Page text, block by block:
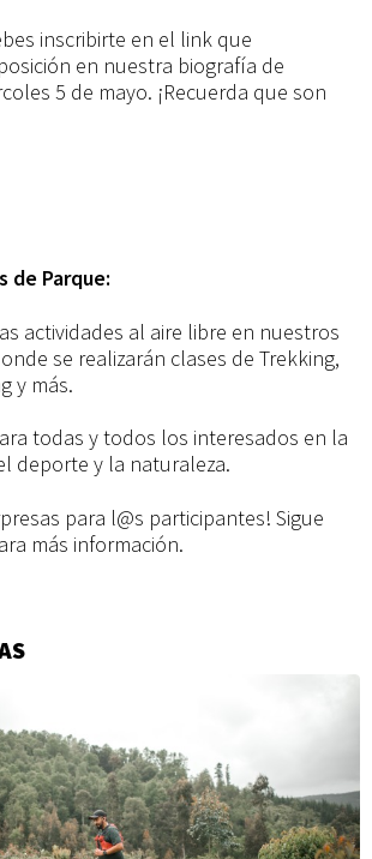
inscribirte en el link que
en nuestra biografía de
5 de mayo. ¡Recuerda que son
de Parque:
actividades al aire libre en nuestros
se realizarán clases de Trekking,
y más.
todas y todos los interesados en la
deporte y la naturaleza.
para l@s participantes! Sigue
más información.